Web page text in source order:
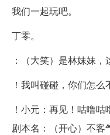
我们一起玩吧。
丁零。
：（大笑）是林妹妹，
！我叫碰碰，你们怎么
！小元：再见！咕噜
剧本名：（开心）不客